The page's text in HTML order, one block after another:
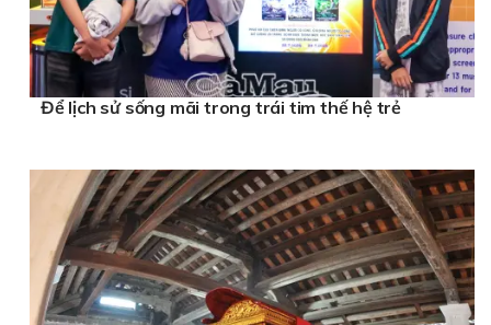
Để lịch sử sống mãi trong trái tim thế hệ trẻ